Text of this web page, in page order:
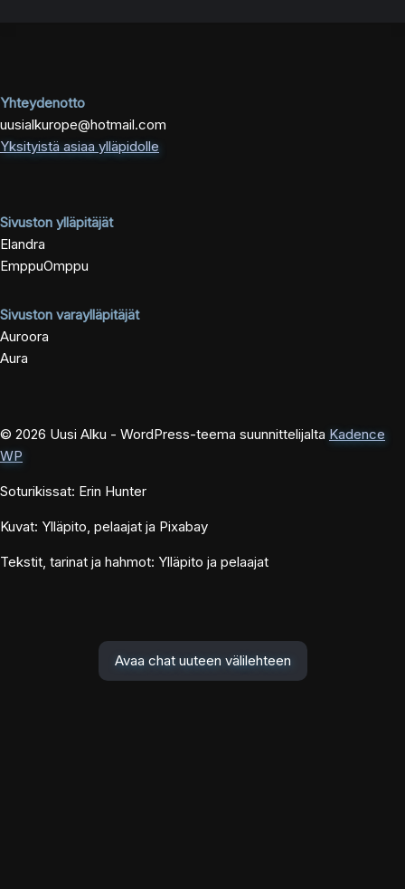
Yhteydenotto
uusialkurope@hotmail.com
Yksityistä asiaa ylläpidolle
Sivuston ylläpitäjät
Elandra
EmppuOmppu
Sivuston varaylläpitäjät
Auroora
Aura
© 2026 Uusi Alku - WordPress-teema suunnittelijalta Kadence
WP
Soturikissat: Erin Hunter
Kuvat: Ylläpito, pelaajat ja Pixabay
Tekstit, tarinat ja hahmot: Ylläpito ja pelaajat
Avaa chat uuteen välilehteen